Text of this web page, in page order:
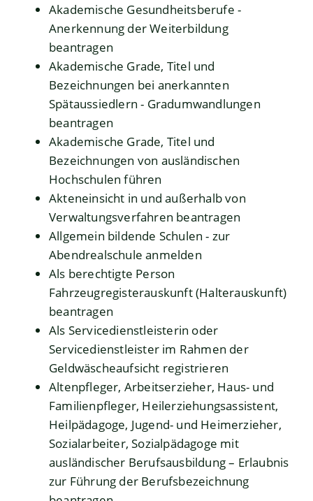
Akademische Gesundheitsberufe -
Anerkennung der Weiterbildung
beantragen
Akademische Grade, Titel und
Bezeichnungen bei anerkannten
Spätaussiedlern - Gradumwandlungen
beantragen
Akademische Grade, Titel und
Bezeichnungen von ausländischen
Hochschulen führen
Akteneinsicht in und außerhalb von
Verwaltungsverfahren beantragen
Allgemein bildende Schulen - zur
Abendrealschule anmelden
Als berechtigte Person
Fahrzeugregisterauskunft (Halterauskunft)
beantragen
Als Servicedienstleisterin oder
Servicedienstleister im Rahmen der
Geldwäscheaufsicht registrieren
Altenpfleger, Arbeitserzieher, Haus- und
Familienpfleger, Heilerziehungsassistent,
Heilpädagoge, Jugend- und Heimerzieher,
Sozialarbeiter, Sozialpädagoge mit
ausländischer Berufsausbildung – Erlaubnis
zur Führung der Berufsbezeichnung